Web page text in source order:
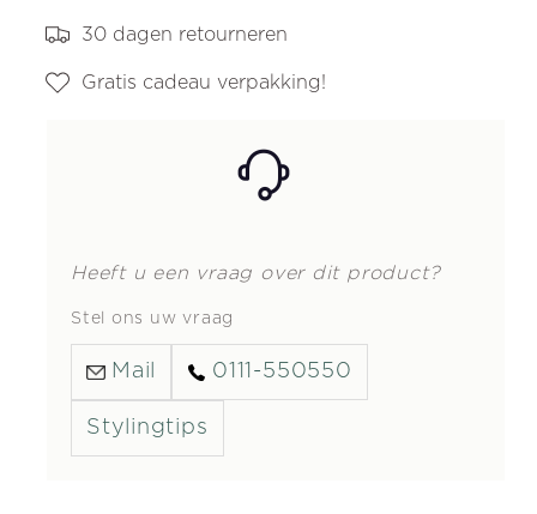
30 dagen retourneren
Gratis cadeau verpakking!
Heeft u een vraag over dit product?
Stel ons uw vraag
Mail 0111-550550
Stylingtips